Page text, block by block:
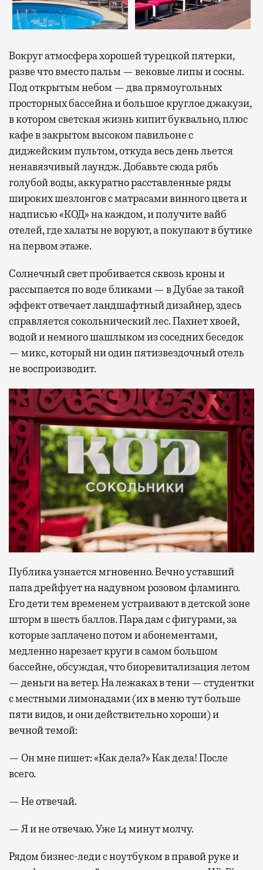
Вокруг атмосфера хорошей турецкой пятерки,
разве что вместо пальм — вековые липы и сосны.
Под открытым небом — два прямоугольных
просторных бассейна и большое круглое джакузи,
в котором светская жизнь кипит буквально, плюс
кафе в закрытом высоком павильоне с
диджейским пультом, откуда весь день льется
ненавязчивый лаундж. Добавьте сюда рябь
голубой воды, аккуратно расставленные ряды
широких шезлонгов с матрасами винного цвета и
надписью «КОД» на каждом, и получите вайб
отелей, где халаты не воруют, а покупают в бутике
на первом этаже.
Солнечный свет пробивается сквозь кроны и
рассыпается по воде бликами — в Дубае за такой
эффект отвечает ландшафтный дизайнер, здесь
справляется сокольнический лес. Пахнет хвоей,
водой и немного шашлыком из соседних беседок
— микс, который ни один пятизвездочный отель
не воспроизводит.
Публика узнается мгновенно. Вечно уставший
папа дрейфует на надувном розовом фламинго.
Его дети тем временем устраивают в детской зоне
шторм в шесть баллов. Пара дам с фигурами, за
которые заплачено потом и абонементами,
медленно нарезает круги в самом большом
бассейне, обсуждая, что биоревитализация летом
— деньги на ветер. На лежаках в тени — студентки
с местными лимонадами (их в меню тут больше
пяти видов, и они действительно хороши) и
вечной темой:
— Он мне пишет: «Как дела?» Как дела! После
всего.
— Не отвечай.
— Я и не отвечаю. Уже 14 минут молчу.
Рядом бизнес-леди с ноутбуком в правой руке и